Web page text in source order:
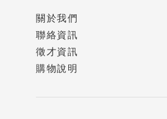
關於我們
聯絡資訊
徵才資訊
購物說明